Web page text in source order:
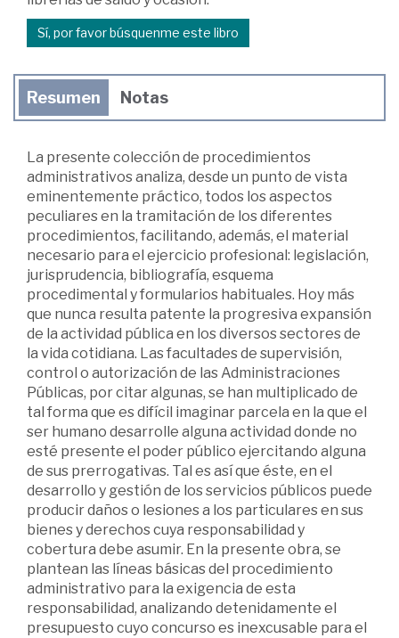
Sí, por favor búsquenme este libro
Resumen Notas
La presente colección de procedimientos
administrativos analiza, desde un punto de vista
eminentemente práctico, todos los aspectos
peculiares en la tramitación de los diferentes
procedimientos, facilitando, además, el material
necesario para el ejercicio profesional: legislación,
jurisprudencia, bibliografía, esquema
procedimental y formularios habituales. Hoy más
que nunca resulta patente la progresiva expansión
de la actividad pública en los diversos sectores de
la vida cotidiana. Las facultades de supervisión,
control o autorización de las Administraciones
Públicas, por citar algunas, se han multiplicado de
tal forma que es difícil imaginar parcela en la que el
ser humano desarrolle alguna actividad donde no
esté presente el poder público ejercitando alguna
de sus prerrogativas. Tal es así que éste, en el
desarrollo y gestión de los servicios públicos puede
producir daños o lesiones a los particulares en sus
bienes y derechos cuya responsabilidad y
cobertura debe asumir. En la presente obra, se
plantean las líneas básicas del procedimiento
administrativo para la exigencia de esta
responsabilidad, analizando detenidamente el
presupuesto cuyo concurso es inexcusable para el